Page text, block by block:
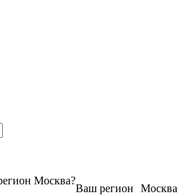
Москва
Ваш регион
Москва?